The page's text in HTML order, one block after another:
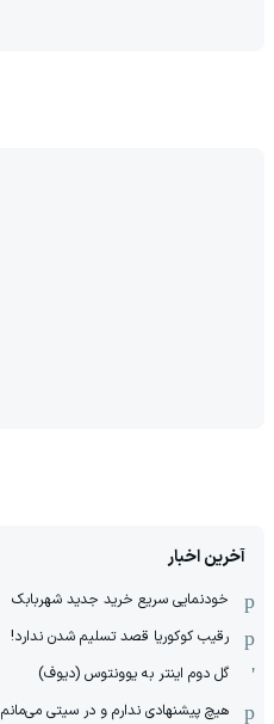
آخرین اخبار
خودنمایی سریع خرید جدید شهربابک
رقیب کوکوریا قصد تسلیم شدن ندارد!
گل دوم اینتر به یوونتوس (دیوف)
هیچ پیشنهادی ندارم و در سیتی می‌مانم